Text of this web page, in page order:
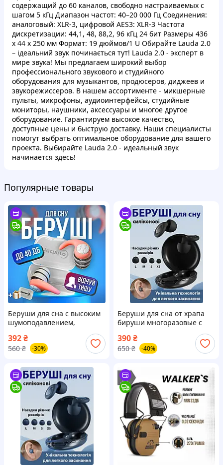
содержащий до 60 каналов, свободно настраиваемых с
шагом 5 кГц Диапазон частот: 40–20 000 Гц Соединения:
аналоговый: XLR-3, цифровой AES3: XLR-3 Частота
дискретизации: 44,1, 48, 88,2, 96 кГц 24 бит Размеры 436
x 44 x 250 мм Формат: 19 дюймов/1 U Обирайте Lauda 2.0
– ідеальний звук починається тут! Lauda 2.0 - эксперт в
мире звука! Мы предлагаем широкий выбор
профессионального звукового и студийного
оборудования для музыкантов, продюсеров, диджеев и
звукорежиссеров. В нашем ассортименте - микшерные
пульты, микрофоны, аудиоинтерфейсы, студийные
мониторы, наушники, аксессуары и многое другое
оборудование. Гарантируем высокое качество,
доступные цены и быструю доставку. Наши специалисты
помогут выбрать оптимальное оборудование для вашего
проекта. Выбирайте Lauda 2.0 - идеальный звук
начинается здесь!
Популярные товары
Беруши для сна с высоким
шумоподавлением,
затычки для ушей Hechpro
розовые (2940)
392₴
560 ₴ -30%
Беруши для сна от храпа
бируши многоразовые с
высоким шумоподавлением
берушки затычки в уши от
шума Черные
390₴
650 ₴ -40%